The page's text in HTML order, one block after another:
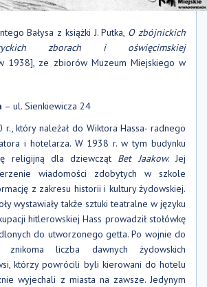
Bałysa z książki J. Putka, O zbójnickich
zborach i oświęcimskiej
1938], ze zbiorów Muzeum Miejskiego w
– ul. Sienkiewicza 24
r., który należał do Wiktora Hassa- radnego
i hotelarza. W 1938 r. w tym budynku
religijną dla dziewcząt Bet Jaakow. Jej
wiadomości zdobytych w szkole
z zakresu historii i kultury żydowskiej.
wystawiały także sztuki teatralne w języku
hitlerowskiej Hass prowadził stołówkę
do utworzonego getta. Po wojnie do
znikoma liczba dawnych żydowskich
którzy powrócili byli kierowani do hotelu
wyjechali z miasta na zawsze. Jedynym